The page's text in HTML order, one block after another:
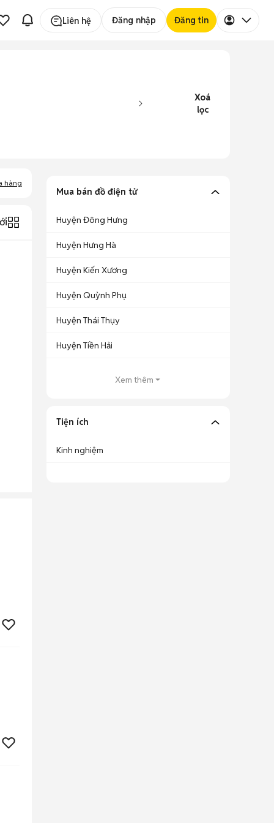
Liên hệ Đăng nhập Đăng tin
Xoá
lọc
hàng
Mua bán đồ điện tử
Huyện Đông Hưng
Huyện Hưng Hà
Huyện Kiến Xương
Huyện Quỳnh Phụ
Huyện Thái Thụy
Huyện Tiền Hải
Xem thêm
Tiện ích
Kinh nghiệm